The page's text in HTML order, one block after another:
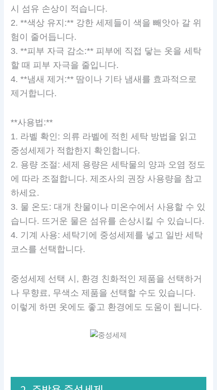
시 섬유 손상이 적습니다.
2. **색상 유지:** 강한 세제들이 색을 빼앗아 갈 위
험이 줄어듭니다.
3. **피부 자극 감소:** 피부에 직접 닿는 옷을 세탁
할 때 피부 자극을 줄입니다.
4. **냄새 제거:** 땀이나 기타 냄새를 효과적으로
제거합니다.
**사용법:**
1. 라벨 확인: 의류 라벨에 적힌 세탁 방법을 읽고
중성세제가 적합한지 확인합니다.
2. 용량 조절: 세제 용량은 세탁물의 양과 오염 정도
에 따라 조절합니다. 제조사의 권장 사용량을 참고
하세요.
3. 물 온도: 대개 찬물이나 미온수에서 사용할 수 있
습니다. 뜨거운 물은 섬유를 손상시킬 수 있습니다.
4. 기계 사용: 세탁기에 중성세제를 넣고 일반 세탁
코스를 선택합니다.
중성세제 선택 시, 환경 친화적인 제품을 선택하거
나 무향료, 무색소 제품을 선택할 수도 있습니다.
이렇게 하면 옷에도 좋고 환경에도 도움이 됩니다.